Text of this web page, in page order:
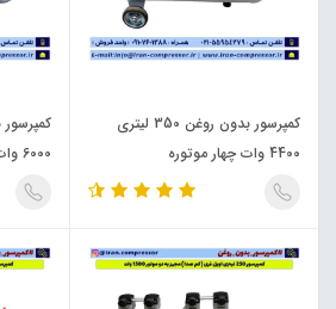
کمپرسور بدون روغن 350 لیتری
4400 وات چهار موتوره
6000 وات چهار موتوره